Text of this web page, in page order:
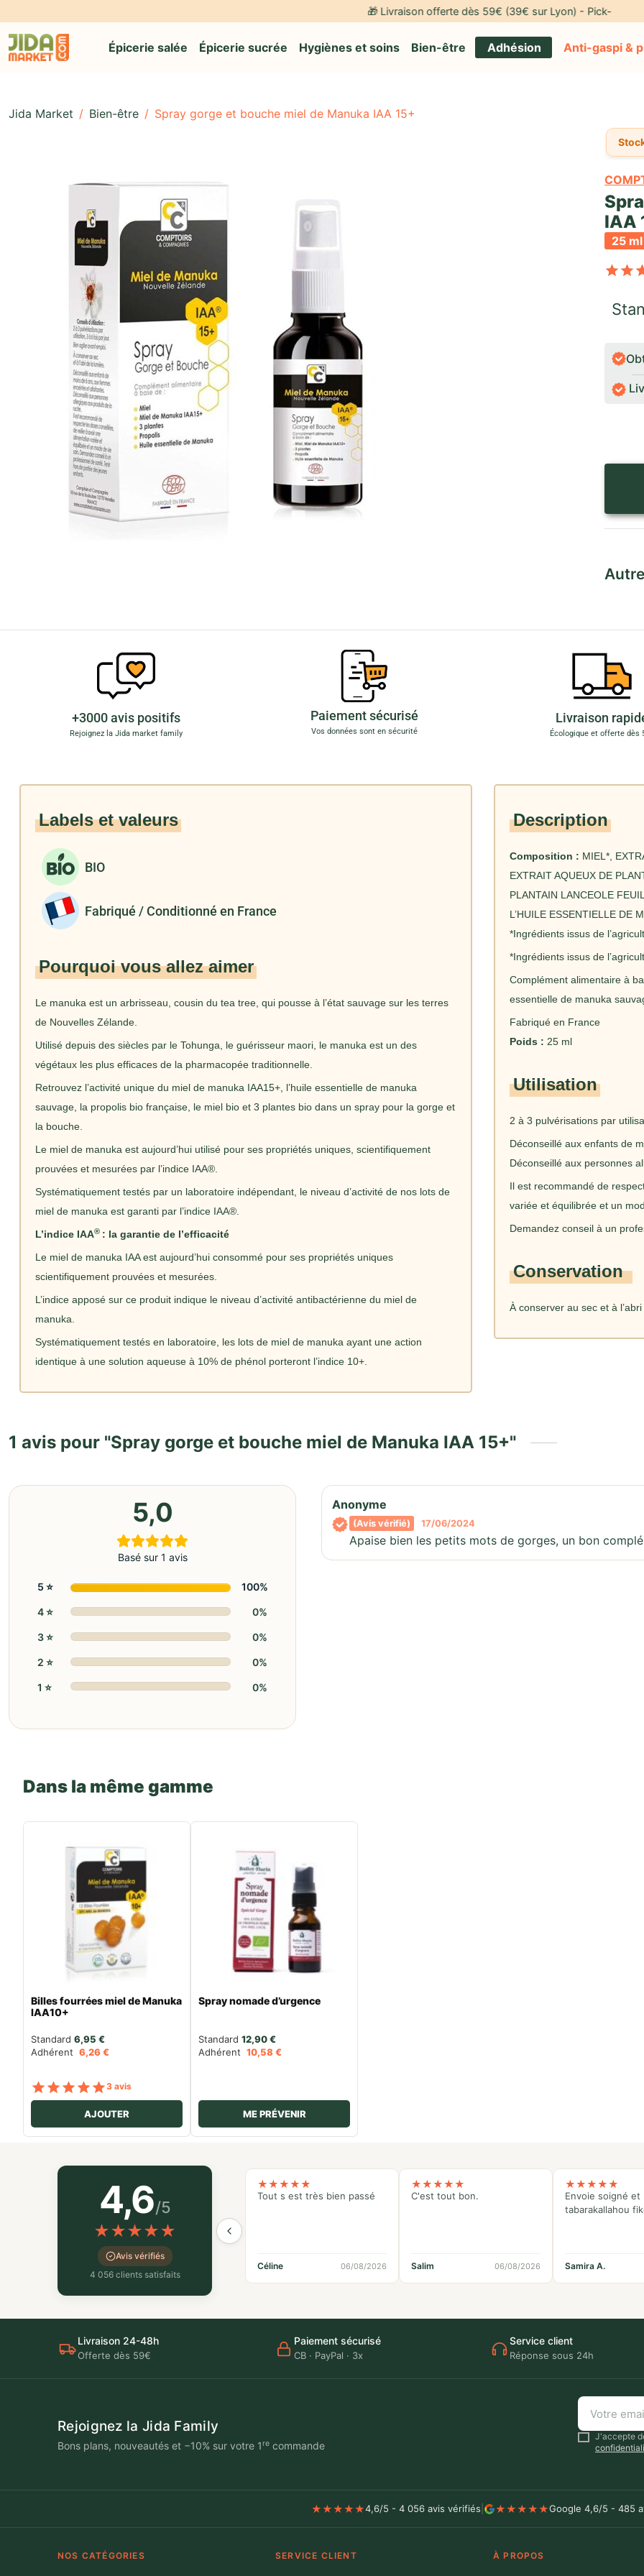
🎁 Livraison offerte dès 59€ (39€ sur Lyon) - Pick-up gratuit à
Épicerie salée Épicerie sucrée Hygiènes et soins Bien-être Adhésion Anti-gaspi &
Jida Market / Bien-être / Spray gorge et bouche miel de Manuka IAA 15+
IAA
25 ml
+3000 avis positifs
Rejoignez la Jida market family
Paiement sécurisé
Vos données sont en sécurité
Livraison
Écologique et offerte dès
Labels et valeurs
BIO
Fabriqué / Conditionné en France
Pourquoi vous allez aimer
Le manuka est un arbrisseau, cousin du tea tree, qui pousse à l’état sauvage sur les terres
de Nouvelles Zélande.
Utilisé depuis des siècles par le Tohunga, le guérisseur maori, le manuka est un des
végétaux les plus efficaces de la pharmacopée traditionnelle.
Retrouvez l’activité unique du miel de manuka IAA15+, l’huile essentielle de manuka
sauvage, la propolis bio française, le miel bio et 3 plantes bio dans un spray pour la gorge et
la bouche.
Le miel de manuka est aujourd’hui utilisé pour ses propriétés uniques, scientifiquement
prouvées et mesurées par l’indice IAA®.
Systématiquement testés par un laboratoire indépendant, le niveau d’activité de nos lots de
miel de manuka est garanti par l’indice IAA®.
L’indice IAA® : la garantie de l’efficacité
Le miel de manuka IAA est aujourd’hui consommé pour ses propriétés uniques
scientifiquement prouvées et mesurées.
L’indice apposé sur ce produit indique le niveau d’activité antibactérienne du miel de
manuka.
Systématiquement testés en laboratoire, les lots de miel de manuka ayant une action
identique à une solution aqueuse à 10% de phénol porteront l’indice 10+.
Description
Composition : MIEL*,
EXTRAIT AQUEUX DE
PLANTAIN LANCEOLE
L’HUILE ESSENTIELLE DE
*Ingrédients issus de
*Ingrédients issus de
Complément alimentaire à
essentielle de manuka
Fabriqué en France
Poids : 25 ml
Utilisation
2 à 3 pulvérisations par
Déconseillé aux enfants de
Déconseillé aux personnes
Il est recommandé de
variée et équilibrée et un
Demandez conseil à un
Conservation
À conserver au sec et à
1 avis pour Spray gorge et bouche miel de Manuka IAA 15+
5,0
Basé sur 1 avis
5 ⭐️ 100%
4 ⭐️ 0%
3 ⭐️ 0%
2 ⭐️ 0%
1 ⭐️ 0%
Anonyme
(Avis vérifié) 17/06/2024
Apaise bien les petits mots de gorges, un bon
Dans la même gamme
Billes fourrées miel de Manuka
IAA10+
Standard 6,95 €
Adhérent 6,26 €
Note
3 avis
AJOUTER
Spray nomade d’urgence
Standard 12,90€
Adhérent10,58€
ME PRÉVENIR
4,6/5
★★★★★
Avis vérifiés
4 056 clients satisfaits
★★★★★
Tout s est très bien passé
Céline 06/08/2026
★★★★★
C'est tout bon.
Salim 06/08/2026
★★★★★
Envoie soigné et
tabarakallahou
Samira A.
Livraison 24-48h
Offerte dès 59€
Paiement sécurisé
CB · PayPal · 3x
Service client
Réponse sous 24h
Rejoignez la Jida Family
Bons plans, nouveautés et −10% sur votre 1re commande
J'accepte
★★★★★4,6/5 - 4 056 avis vérifiés ★★★★★Google 4,6/5 - 485
NOS CATÉGORIES SERVICE CLIENT À PROPOS